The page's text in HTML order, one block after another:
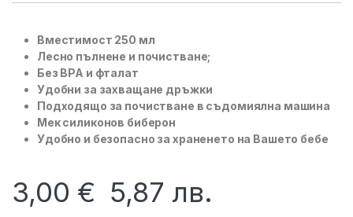
Вместимост 250 мл
Лесно пълнене и почистване;
Без BPA и фталат
Удобни за захващане дръжки
Подходящо за почистване в съдомиялна машина
Мек силиконов биберон
Удобно и безопасно за храненето на Вашето бебе
3,00 € 5,87 лв.